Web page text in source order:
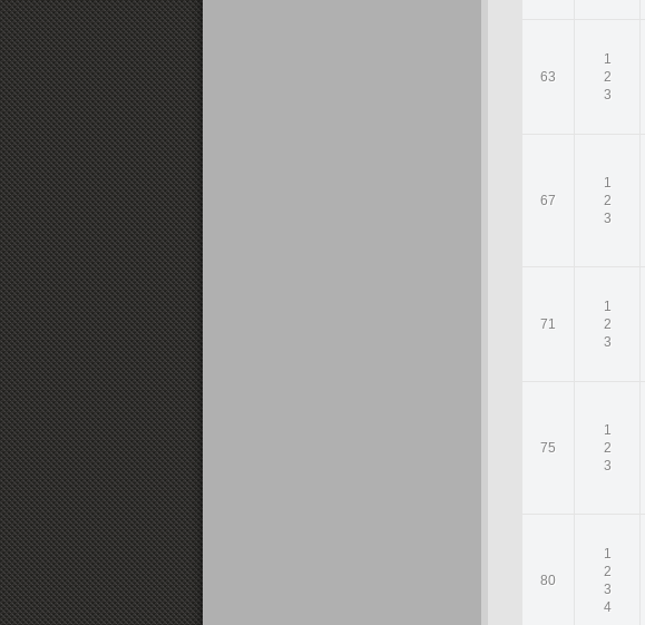
63
1
2
3
67
1
2
3
71
1
2
3
75
1
2
3
80
1
2
3
4